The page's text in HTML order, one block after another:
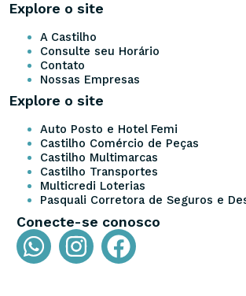
Explore o site
A Castilho
Consulte seu Horário
Contato
Nossas Empresas
Explore o site
Auto Posto e Hotel Femi
Castilho Comércio de Peças
Castilho Multimarcas
Castilho Transportes
Multicredi Loterias
Pasquali Corretora de Seguros e
Conecte-se conosco